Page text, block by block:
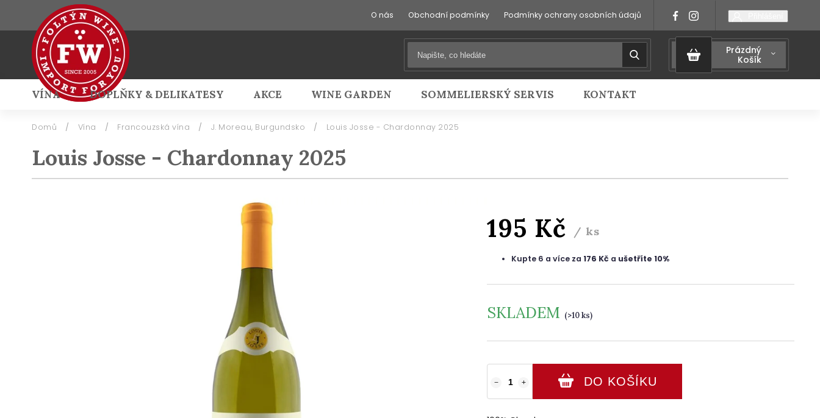
O nás Obchodní podmínky Podmínky ochrany osobních údajů
Prázdný
Košík
VÍNA DOPLŇKY & DELIKATESY AKCE WINE GARDEN SOMMELIERSKÝ SERVIS KONTAKT
Přihlášení
Domů / Vína / Francouzská vína / J. Moreau, Burgundsko / Louis Josse - Chardonnay 2025
Louis Josse - Chardonnay 2025
195 Kč / ks
Kupte 6 a více za 176 Kč a ušetříte 10%
SKLADEM (>10 ks)
+
− DO KOŠÍKU